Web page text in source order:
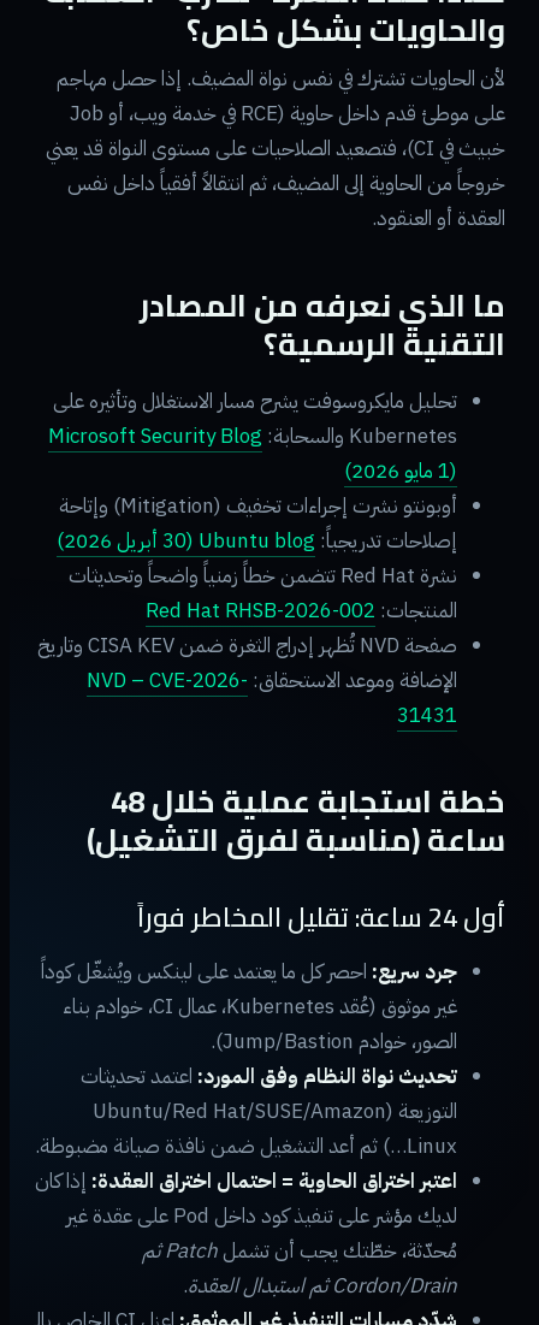
والحاويات بشكل خاص؟
لأن الحاويات تشترك في نفس نواة المضيف. إذا حصل مهاجم
على موطئ قدم داخل حاوية (RCE في خدمة ويب، أو Job
خبيث في CI)، فتصعيد الصلاحيات على مستوى النواة قد يعني
خروجاً من الحاوية إلى المضيف، ثم انتقالاً أفقياً داخل نفس
العقدة أو العنقود.
ما الذي نعرفه من المصادر
التقنية الرسمية؟
تحليل مايكروسوفت يشرح مسار الاستغلال وتأثيره على
Kubernetes والسحابة:
Microsoft Security Blog
(1 مايو 2026)
أوبونتو نشرت إجراءات تخفيف (Mitigation) وإتاحة
إصلاحات تدريجياً: Ubuntu blog (30 أبريل 2026)
نشرة Red Hat تتضمن خطاً زمنياً واضحاً وتحديثات
المنتجات: Red Hat RHSB-2026-002
صفحة NVD تُظهر إدراج الثغرة ضمن CISA KEV وتاريخ
الإضافة وموعد الاستحقاق: NVD – CVE-2026-
31431
خطة استجابة عملية خلال 48
ساعة (مناسبة لفرق التشغيل)
أول 24 ساعة: تقليل المخاطر فوراً
جرد سريع: احصر كل ما يعتمد على لينكس ويُشغّل كوداً
غير موثوق (عُقد Kubernetes، عمال CI، خوادم بناء
الصور، خوادم Jump/Bastion).
تحديث نواة النظام وفق المورد: اعتمد تحديثات
التوزيعة (Ubuntu/Red Hat/SUSE/Amazon
Linux…) ثم أعد التشغيل ضمن نافذة صيانة مضبوطة.
اعتبر اختراق الحاوية = احتمال اختراق العقدة: إذا كان
لديك مؤشر على تنفيذ كود داخل Pod على عقدة غير
مُحدّثة، خطّتك يجب أن تشمل
Patch ثم
Cordon/Drain ثم استبدال العقدة
.